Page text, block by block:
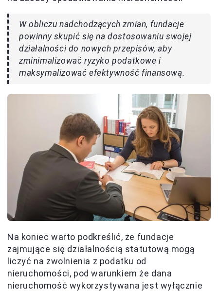
W obliczu nadchodzących zmian, fundacje
powinny skupić się na dostosowaniu swojej
działalności do nowych przepisów, aby
zminimalizować ryzyko podatkowe i
maksymalizować efektywność finansową.
Na koniec warto podkreślić, że fundacje
zajmujące się działalnością statutową mogą
liczyć na zwolnienia z podatku od
nieruchomości, pod warunkiem że dana
nieruchomość wykorzystywana jest wyłącznie